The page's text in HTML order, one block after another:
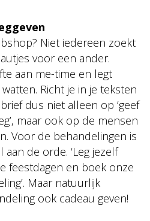
Niet iedereen zoekt
voor een ander.
aan me-time en legt
Richt je in je teksten
dus niet alleen op ‘geef
maar ook op de mensen
Voor de behandelingen is
de orde. ‘Leg jezelf
feestdagen en boek onze
Maar natuurlijk
ook cadeau geven!